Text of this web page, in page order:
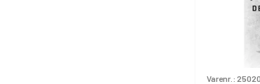
Varenr.: